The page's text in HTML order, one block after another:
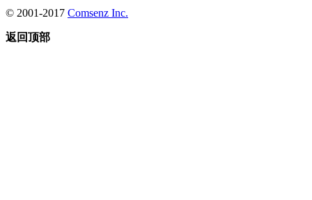
© 2001-2017 Comsenz Inc.
返回顶部